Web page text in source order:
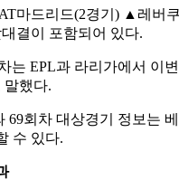
마드리드(2경기) ▲레버
결이 포함되어 있다.
는 EPL과 라리가에서 이
말했다.
69회차 대상경기 정보는
수 있다.